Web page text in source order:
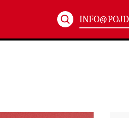
Полуторные технические